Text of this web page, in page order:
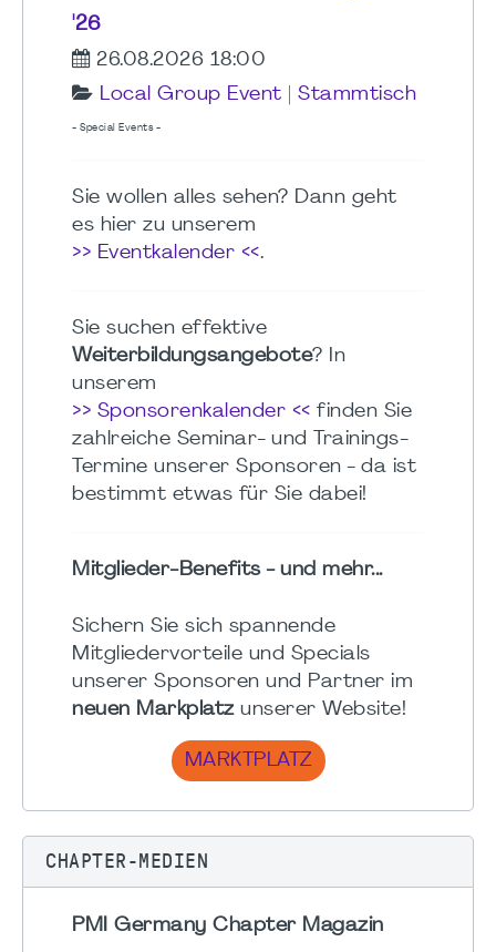
'26
26.08.2026 18:00
Local Group Event
Stammtisch
- Special Events -
Sie wollen alles sehen? Dann geht
es hier zu unserem
>> Eventkalender <<.
Sie suchen effektive
Weiterbildungsangebote? In
unserem
>> Sponsorenkalender << finden Sie
zahlreiche Seminar- und Trainings-
Termine unserer Sponsoren - da ist
bestimmt etwas für Sie dabei!
Mitglieder-Benefits - und mehr...
Sichern Sie sich spannende
Mitgliedervorteile und Specials
unserer Sponsoren und Partner im
neuen Markplatzunserer Website!
MARKTPLATZ
CHAPTER-MEDIEN
PMI Germany Chapter Magazin